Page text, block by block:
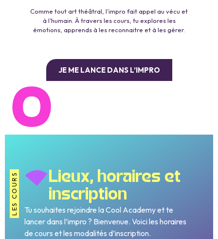
Comme tout art théâtral, l’impro fait appel au vécu et
à l’humain. À travers les cours, tu explores les
émotions, apprends à les reconnaitre et à les gérer.
JE ME LANCE DANS L’IMPRO
LES COURS
Lieux, horaires et
inscription
Tu souhaites rejoindre la Cool Academy et te
lancer dans l’impro ? Bienvenue. Voici les horaires
de cours et les modalités d’inscription.